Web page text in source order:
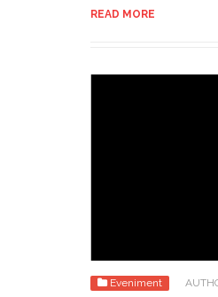
READ MORE
Eveniment